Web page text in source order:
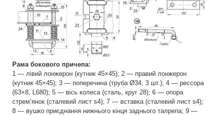
Рама бокового причепа:
1 — лівий лонжерон (кутник 45×45); 2 — правий лонжерон
(кутник 45×45); 3 — поперечина (труба Ø34, 3 шт.); 4 — рессора
(63×8, L680); 5 — вісь колеса (сталь, круг 28); 6 — опора
стрем’янок (сталевий лист s4); 7 — вставка (сталевий лист s4);
8 — вушко приєднання нижнього кінця заднього талрепа; 9 —